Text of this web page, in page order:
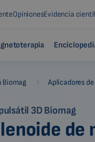
OpinionesEvidencia
Biomag Aplicadores
3D Biomag